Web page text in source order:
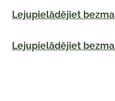
Lejupielādējiet
Lejupielādējiet